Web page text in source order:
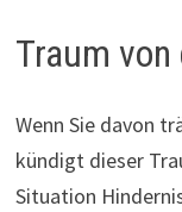
Traum
Wenn Sie davon
kündigt dieser
Situation